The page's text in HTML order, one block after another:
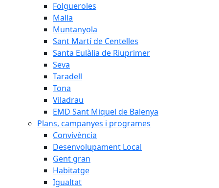
Folgueroles
Malla
Muntanyola
Sant Martí de Centelles
Santa Eulàlia de Riuprimer
Seva
Taradell
Tona
Viladrau
EMD Sant Miquel de Balenya
Plans, campanyes i programes
Convivència
Desenvolupament Local
Gent gran
Habitatge
Igualtat